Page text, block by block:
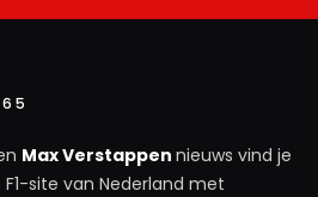
Max Verstappen nieuws vind je
F1-site van Nederland met